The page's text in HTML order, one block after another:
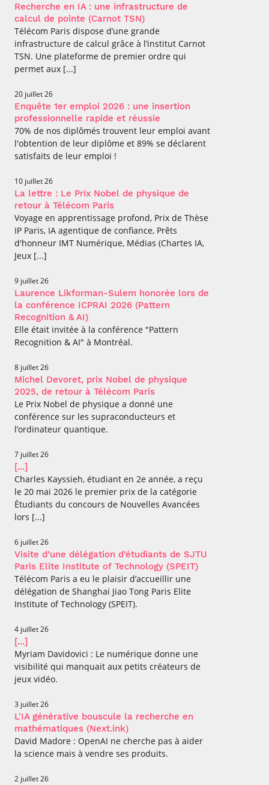
S’engager à Télécom
Paris
Numérique
responsable : nos
élèves impliqués
Parcours Numérique
Responsable
Enquête 1er emploi
Corps des Mines
donnant accès aux
Corps techniques de
Artificielle en
alternance
(admissions closes)
Expert
cybersécurité des
réseaux et des
d’information
Intelligence
Artificielle – Expert
Data & MLops
Intelligence
autonome
Je suis élève en
Vous êtes admis,
Entreprises &
solutions Mastère
Spécialisé
Événements des
Mastère Spécialisé
professionnel
• Journaliste
• Diplômé
• Créateur d’entreprise
Recherche en IA : une infrastructure de
calcul de pointe (Carnot TSN)
Télécom Paris dispose d’une grande
infrastructure de calcul grâce à l’institut Carnot
TSN. Une plateforme de premier ordre qui
permet aux [...]
20 juillet 26
Enquête 1er emploi 2026 : une insertion
professionnelle rapide et réussie
70% de nos diplômés trouvent leur emploi avant
l'obtention de leur diplôme et 89% se déclarent
satisfaits de leur emploi !
10 juillet 26
La lettre : Le Prix Nobel de physique de
retour à Télécom Paris
Voyage en apprentissage profond, Prix de Thèse
IP Paris, IA agentique de confiance, Prêts
d'honneur IMT Numérique, Médias (Chartes IA,
Jeux [...]
9 juillet 26
Laurence Likforman-Sulem honorée lors de
la conférence ICPRAI 2026 (Pattern
Recognition & AI)
Elle était invitée à la conférence "Pattern
Recognition & AI" à Montréal.
8 juillet 26
Michel Devoret, prix Nobel de physique
2025, de retour à Télécom Paris
Le Prix Nobel de physique a donné une
conférence sur les supraconducteurs et
l’ordinateur quantique.
7 juillet 26
[...]
Charles Kayssieh, étudiant en 2e année, a reçu
le 20 mai 2026 le premier prix de la catégorie
Étudiants du concours de Nouvelles Avancées
lors [...]
6 juillet 26
Visite d’une délégation d’étudiants de SJTU
Paris Elite Institute of Technology (SPEIT)
Télécom Paris a eu le plaisir d’accueillir une
délégation de Shanghai Jiao Tong Paris Elite
Institute of Technology (SPEIT).
4 juillet 26
[...]
Myriam Davidovici : Le numérique donne une
visibilité qui manquait aux petits créateurs de
jeux vidéo.
3 juillet 26
L'IA générative bouscule la recherche en
mathématiques (Next.ink)
David Madore : OpenAI ne cherche pas à aider
la science mais à vendre ses produits.
2 juillet 26